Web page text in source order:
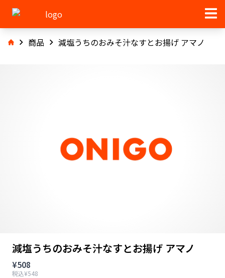
商品 減塩うちのおみそ汁なすとお揚げ アマノ
減塩うちのおみそ汁なすとお揚げ アマノ
¥508
税込¥548